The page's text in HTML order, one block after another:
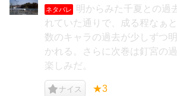
ネタバレ
明からみた千夏との過
れていた通りで、成る程なぁ
数のキャラの過去が少しずつ
かれる。さらに次巻は釘宮の
楽しみだ。
ナイス ★3